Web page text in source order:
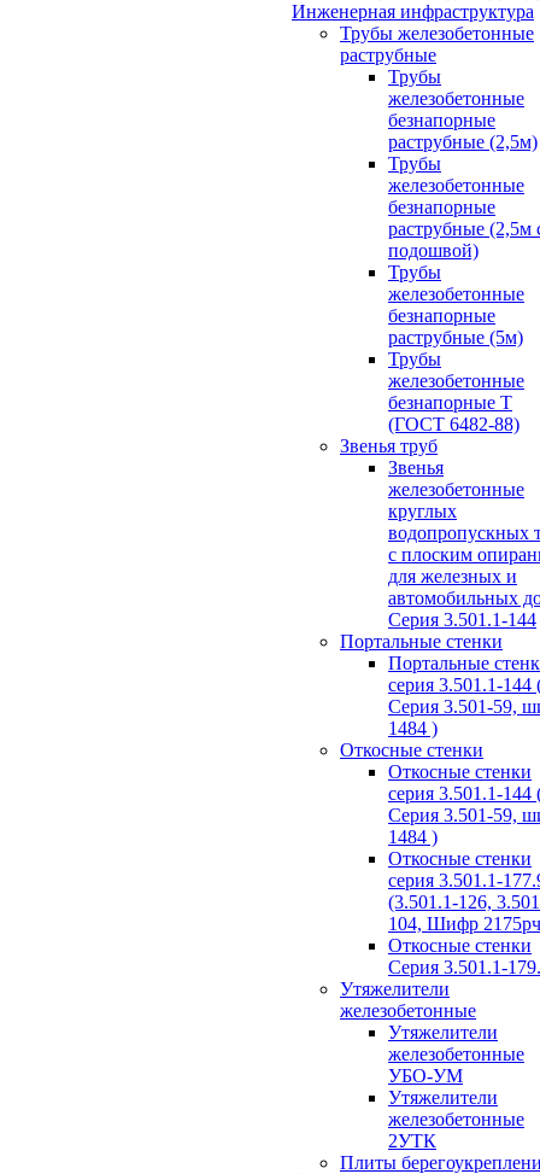
Инженерная инфраструктура
Трубы железобетонные
раструбные
Трубы
железобетонные
безнапорные
раструбные (2,5м)
Трубы
железобетонные
безнапорные
раструбные (2,5м
подошвой)
Трубы
железобетонные
безнапорные
раструбные (5м)
Трубы
железобетонные
безнапорные Т
(ГОСТ 6482-88)
Звенья труб
Звенья
железобетонные
круглых
водопропускных
с плоским
для железных и
автомобильных
Серия 3.501.1-144
Портальные стенки
Портальные
серия 3.501.1-144
Серия 3.501-59,
1484 )
Откосные стенки
Откосные стенки
серия 3.501.1-144
Серия 3.501-59,
1484 )
Откосные стенки
серия 3.501.1-
(3.501.1-126,
104, Шифр
Откосные стенки
Серия 3.501.1-
Утяжелители
железобетонные
Утяжелители
железобетонные
УБО-УМ
Утяжелители
железобетонные
2УТК
Плиты